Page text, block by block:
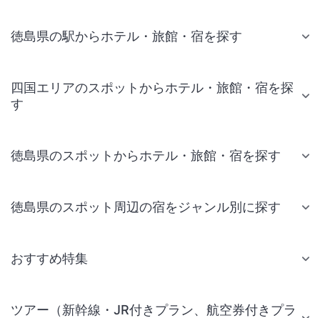
徳島県の駅からホテル・旅館・宿を探す
四国エリアのスポットからホテル・旅館・宿を探
す
徳島県のスポットからホテル・旅館・宿を探す
徳島県のスポット周辺の宿をジャンル別に探す
おすすめ特集
ツアー（新幹線・JR付きプラン、航空券付きプラ